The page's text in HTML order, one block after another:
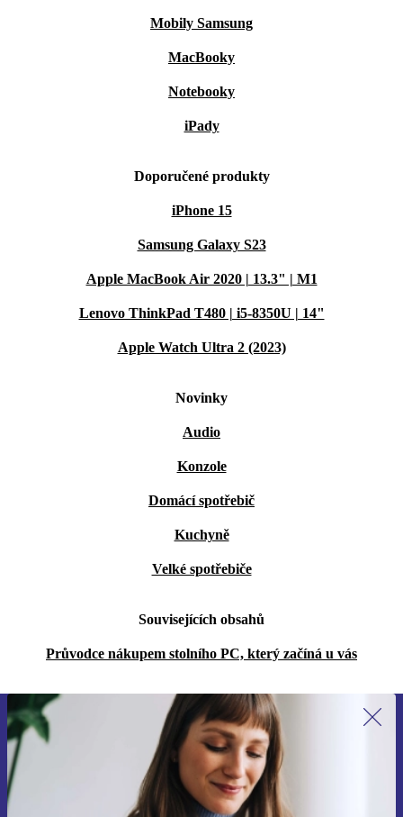
Mobily Samsung
MacBooky
Notebooky
iPady
Doporučené produkty
iPhone 15
Samsung Galaxy S23
Apple MacBook Air 2020 | 13.3" | M1
Lenovo ThinkPad T480 | i5-8350U | 14"
Apple Watch Ultra 2 (2023)
Novinky
Audio
Konzole
Domácí spotřebič
Kuchyně
Velké spotřebiče
Souvisejících obsahů
Průvodce nákupem stolního PC, který začíná u vás
Přihlas se k odběru našich novinek a
ušetři 400 Kč!
Už nikdy nepromeškej žádnou nabídku.